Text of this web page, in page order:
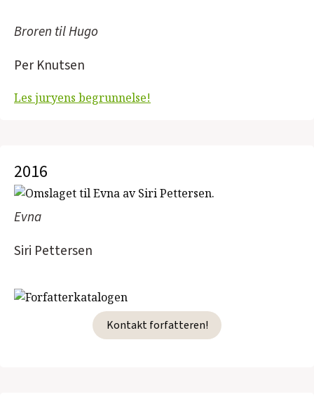
Broren til Hugo
Per Knutsen
Les juryens begrunnelse!
2016
Evna
Siri Pettersen
Kontakt forfatteren!